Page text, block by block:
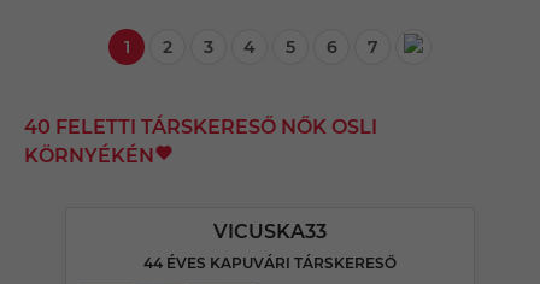
1 2 3 4 5 6 7
40 FELETTI TÁRSKERESŐ NŐK OSLI
KÖRNYÉKÉN
VICUSKA33
44 ÉVES KAPUVÁRI TÁRSKERESŐ